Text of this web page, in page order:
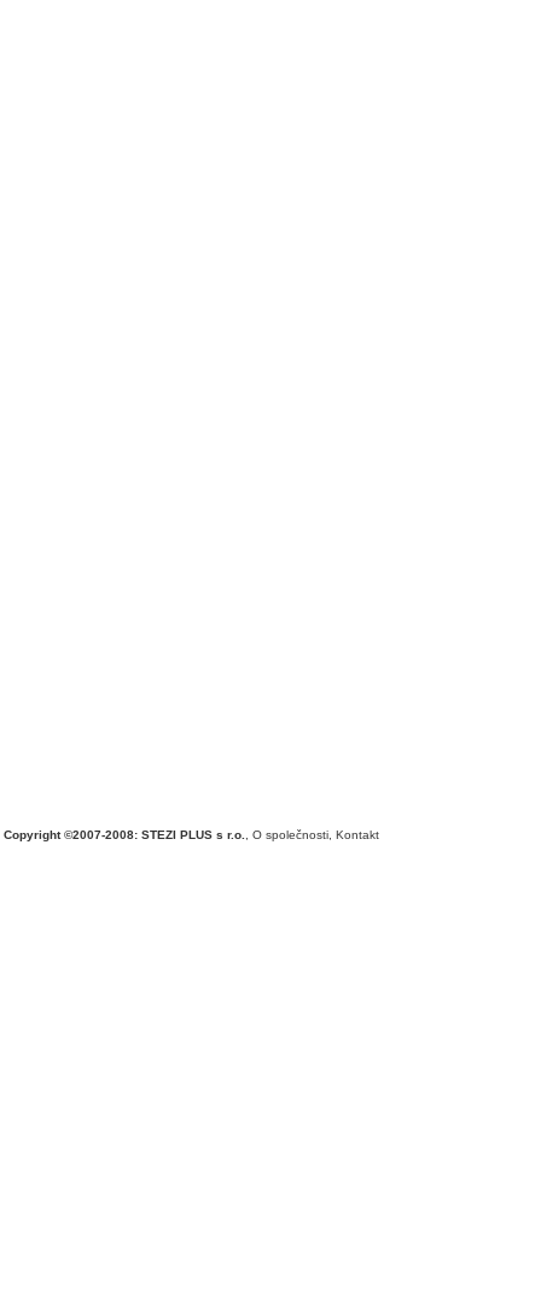
Copyright ©2007-2008: STEZI PLUS s r.o. O společnosti Kontakt